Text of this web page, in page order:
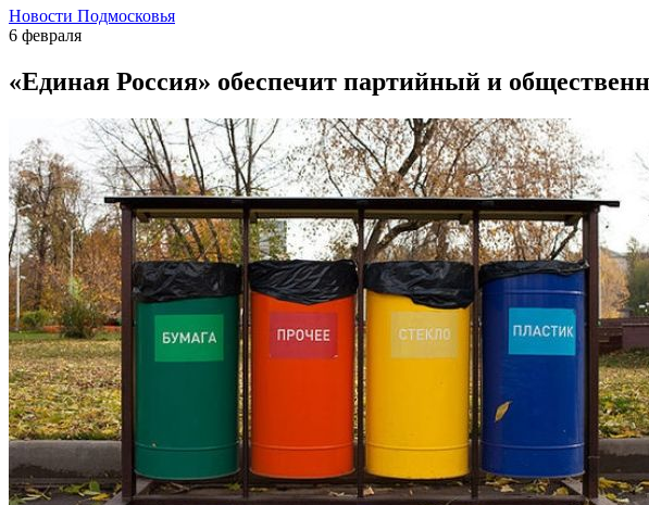
Новости Подмосковья
6 февраля
«Единая Россия» обеспечит партийный и